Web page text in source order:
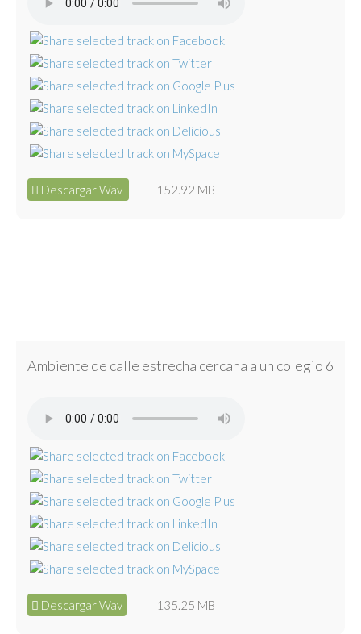
Descargar Wav 152.92 MB
Ambiente de calle estrecha cercana a un colegio 6
Descargar Wav 135.25 MB